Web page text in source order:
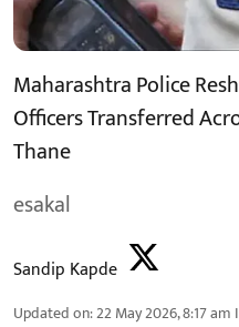
Maharashtra Police
Officers Transferred
Thane
esakal
Sandip Kapde
Updated on:22 May 2026, 8:17 am